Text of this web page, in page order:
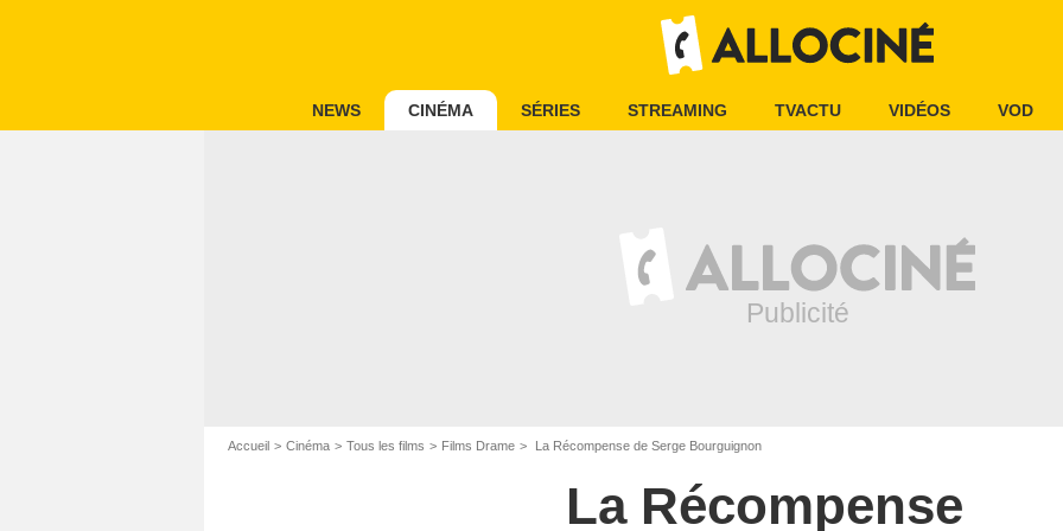
NEWS CINÉMA SÉRIES STREAMING TVACTU VIDÉOS VOD
Accueil Cinéma Tous les films Films Drame La Récompense de Serge Bourguignon
La Récompense